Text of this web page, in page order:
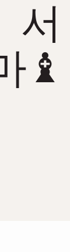
서
♝